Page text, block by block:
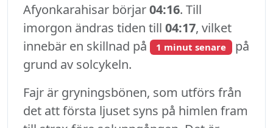
Afyonkarahisar börjar04:16. Till
imorgon ändras tiden till 04:17, vilket
innebär en skillnad på
1 minut senare på
grund av solcykeln.
Fajr är gryningsbönen, som utförs från
det att första ljuset syns på himlen fram